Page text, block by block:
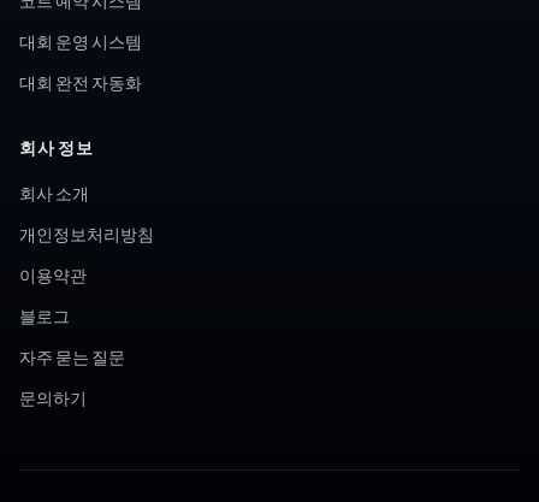
대회 운영 시스템
대회 완전 자동화
회사 정보
회사 소개
개인정보처리방침
이용약관
블로그
자주 묻는 질문
문의하기